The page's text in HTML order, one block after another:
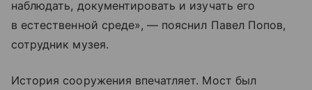
наблюдать, документировать и изучать его
в естественной среде», — пояснил Павел Попов,
сотрудник музея.
История сооружения впечатляет. Мост был